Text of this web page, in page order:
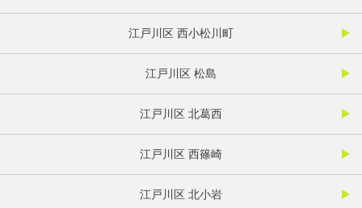
江戸川区 西小松川町
江戸川区 松島
江戸川区 北葛西
江戸川区 西篠崎
江戸川区 北小岩